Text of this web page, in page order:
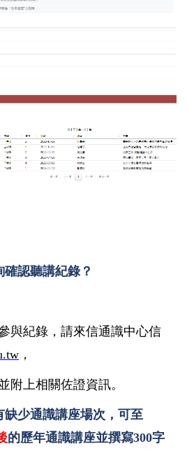
認聽講紀錄？
與紀錄，請來信通識中心信
，
附上相關佐證資訊。
缺少通識講座場次，可至
的歷年通識講座並撰寫300字